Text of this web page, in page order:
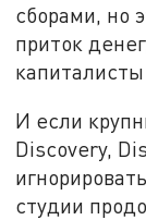
сборами, но
приток
И если
Discovery,
студии